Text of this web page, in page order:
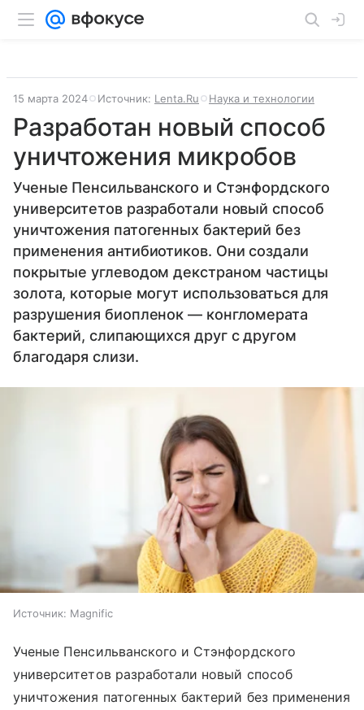
15 марта 2024 Источник: Lenta.Ru Наука и технологии
Разработан новый способ
уничтожения микробов
Ученые Пенсильванского и Стэнфордского
университетов разработали новый способ
уничтожения патогенных бактерий без
применения антибиотиков. Они создали
покрытые углеводом декстраном частицы
золота, которые могут использоваться для
разрушения биопленок — конгломерата
бактерий, слипающихся друг с другом
благодаря слизи.
Источник: Magnific
Ученые Пенсильванского и Стэнфордского
университетов разработали новый способ
уничтожения патогенных бактерий без применения